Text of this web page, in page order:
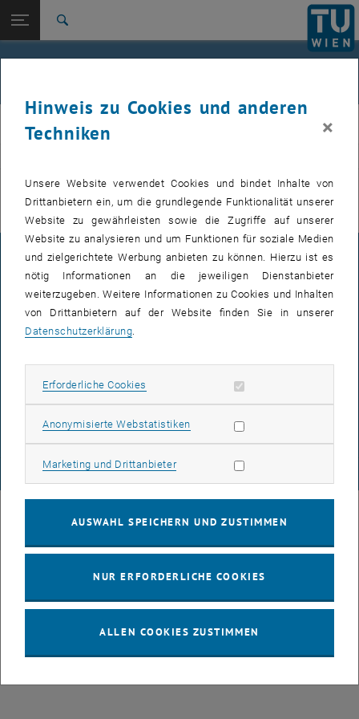
TU Login
Studium
International
Zur 1. Menü Ebene
E311-Institut für Fertigungstechnik und Photonische
Technologien
und Photonische Technologien
Veranstaltungen
IFT
Es gibt keine Veranstaltungen in der aktuellen Ansicht.
© TU Wien
IMPRESSUM
BARRIEREFREIHEITSERKLÄRUNG
COOKIEEINSTELLUNGEN
Hinweis zu Cookies und anderen
Techniken
×
Unsere Website verwendet Cookies und bindet Inhalte von
Drittanbietern ein, um die grundlegende Funktionalität unserer
Website zu gewährleisten sowie die Zugriffe auf unserer
Website zu analysieren und um Funktionen für soziale Medien
und zielgerichtete Werbung anbieten zu können. Hierzu ist es
nötig Informationen an die jeweiligen Dienstanbieter
weiterzugeben. Weitere Informationen zu Cookies und Inhalten
von Drittanbietern auf der Website finden Sie in unserer
Datenschutzerklärung.
Erforderliche Cookies Erforderliche Cookies zulassen
Anonymisierte WebstatistikenStatistik Cookies zulassen
Marketing und DrittanbieterMarketing Cookies zulassen
AUSWAHL SPEICHERN UND ZUSTIMMEN
NUR ERFORDERLICHE COOKIES
ALLEN COOKIES ZUSTIMMEN